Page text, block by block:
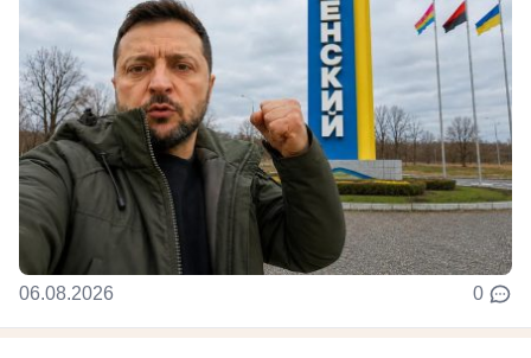
06.08.2026 0